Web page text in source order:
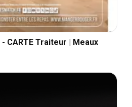
CARTE Traiteur | Meaux